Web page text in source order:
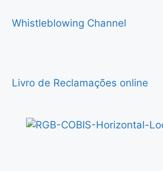
Whistleblowing Channel
Livro de Reclamações online